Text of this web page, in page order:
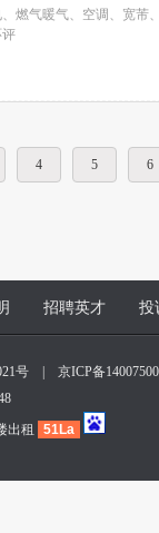
燃气暖气、空调、宽芾
评
4 5 6
招聘英才 投
号
京ICP备
出租
51La